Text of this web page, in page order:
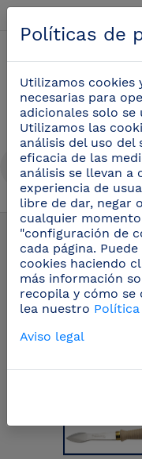
Cuchillos de
Políticas de
Utilizamos cookies
necesarias para
adicionales solo
Utilizamos las
análisis del uso
eficacia de las
análisis se llevan a
experiencia de
libre de dar, negar
cualquier
"configuración de
cada página.
cookies haciendo
más información
recopila y cómo
lea nuestro
Aviso legal